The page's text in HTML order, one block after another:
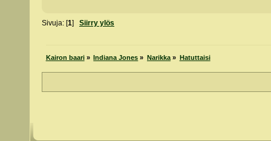
Sivuja: [1] Siirry ylös
Kairon baari» Indiana Jones » Narikka» Hatuttaisi